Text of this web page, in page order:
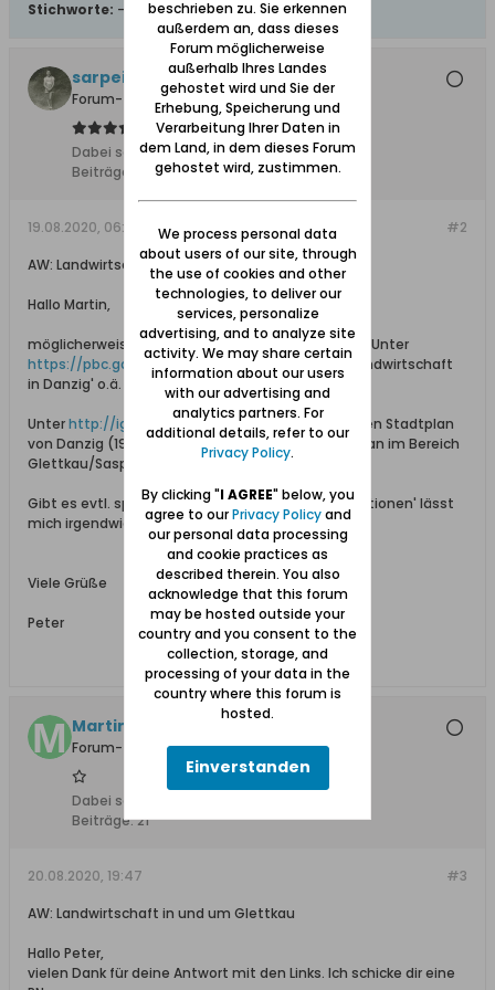
Stichworte: -
sarpei
Forum-Teilnehmer
Dabei seit:17.12.2013
Beiträge:
6105
#2
19.08.2020, 06:44
AW: Landwirtschaft in und um Glettkau
Hallo Martin,
möglicherweise gibt die Literatur ja einen Hinweis. Unter
https://pbc.gda.pl/dlibra/advsearchmal nach 'Landwirtschaft
in Danzig' o.ä. suchen.
Unterhttp://igrek.amzp.pl/1755292kann man einen Stadtplan
von Danzig (1933) herunterladen. Darauf findet man im Bereich
Glettkau/Saspe landeinwärts mehrere Höfe.
Gibt es evtl. spezielle Fragen? Der Begriff 'Informationen' lässt
mich irgendwie nachdenklich zurück.
Viele Grüße
Peter
Martin_94
Forum-Teilnehmer
Dabei seit:
Beiträge:21
#3
20.08.2020, 19:47
AW: Landwirtschaft in und um Glettkau
Hallo Peter,
vielen Dank für deine Antwort mit den Links. Ich schicke dir eine
beschrieben zu. Sie erkennen
außerdem an, dass dieses
Forum möglicherweise
außerhalb Ihres Landes
gehostet wird und Sie der
Erhebung, Speicherung und
Verarbeitung Ihrer Daten in
dem Land, in dem dieses Forum
gehostet wird, zustimmen.
We process personal data
about users of our site, through
the use of cookies and other
technologies, to deliver our
services, personalize
advertising, and to analyze site
activity. We may share certain
information about our users
with our advertising and
analytics partners. For
additional details, refer to our
Privacy Policy.
By clicking "I AGREE" below, you
agree to ourPrivacy Policyand
our personal data processing
and cookie practices as
described therein. You also
acknowledge that this forum
may be hosted outside your
country and you consent to the
collection, storage, and
processing of your data in the
country where this forum is
hosted.
Einverstanden